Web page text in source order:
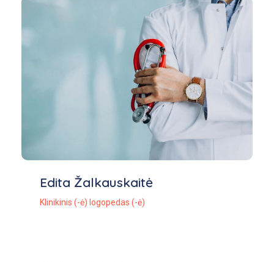
Edita Žalkauskaitė
Klinikinis (-ė) logopedas (-ė)